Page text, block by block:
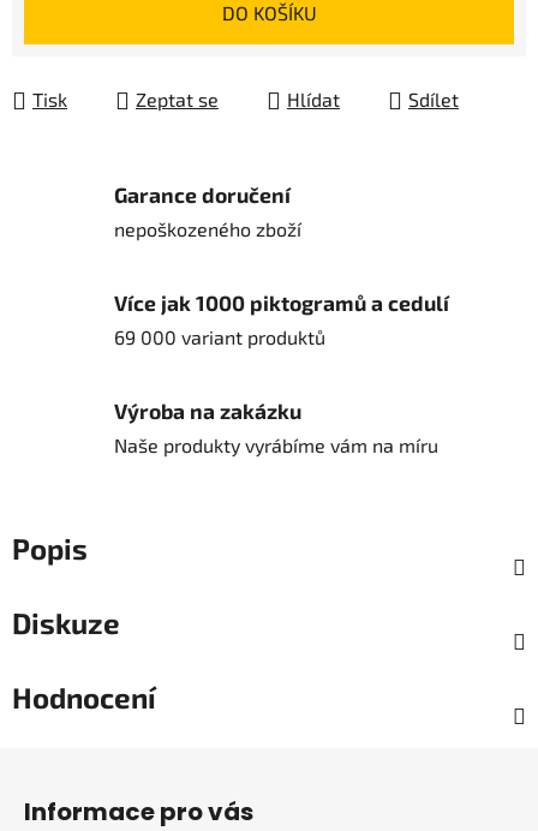
DO KOŠÍKU
Tisk Zeptat se Hlídat Sdílet
Garance doručení
nepoškozeného zboží
Více jak 1000 piktogramů a cedulí
69 000 variant produktů
Výroba na zakázku
Naše produkty vyrábíme vám na míru
Popis
Diskuze
Hodnocení
Informace pro vás